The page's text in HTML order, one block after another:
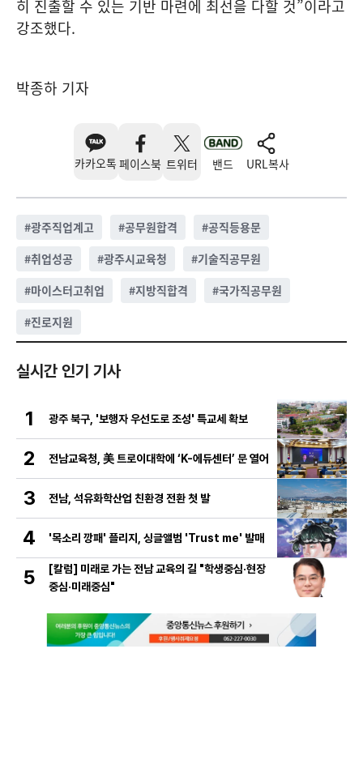
히 진출할 수 있는 기반 마련에 최선을 다할 것”이라고
강조했다.
박종하 기자
카카오톡 페이스북 트위터 밴드 URL복사
#광주직업계고 #공무원합격 #공직등용문
#취업성공 #광주시교육청 #기술직공무원
#마이스터고취업 #지방직합격 #국가직공무원
#진로지원
실시간 인기 기사
1 광주 북구, '보행자 우선도로 조성' 특교세 확보
2 전남교육청, 美 트로이대학에 ‘K-에듀센터’ 문 열어
3 전남, 석유화학산업 친환경 전환 첫 발
4 '목소리 깡패' 플리지, 싱글앨범 'Trust me' 발매
5
[칼럼] 미래로 가는 전남 교육의 길 "학생중심·현장
중심·미래중심"